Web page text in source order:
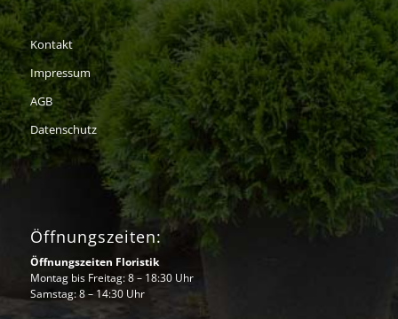
Kontakt
Impressum
AGB
Datenschutz
Öffnungszeiten:
Öffnungszeiten Floristik
Montag bis Freitag: 8 – 18:30 Uhr
Samstag: 8 – 14:30 Uhr